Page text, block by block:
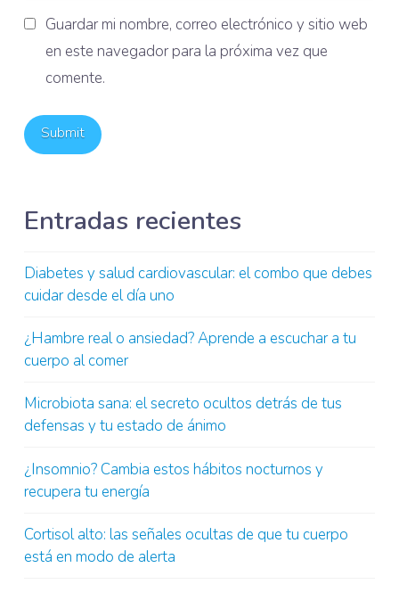
Guardar mi nombre, correo electrónico y sitio web
en este navegador para la próxima vez que
comente.
Entradas recientes
Diabetes y salud cardiovascular: el combo que debes
cuidar desde el día uno
¿Hambre real o ansiedad? Aprende a escuchar a tu
cuerpo al comer
Microbiota sana: el secreto ocultos detrás de tus
defensas y tu estado de ánimo
¿Insomnio? Cambia estos hábitos nocturnos y
recupera tu energía
Cortisol alto: las señales ocultas de que tu cuerpo
está en modo de alerta